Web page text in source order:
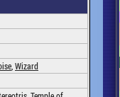
Wizard